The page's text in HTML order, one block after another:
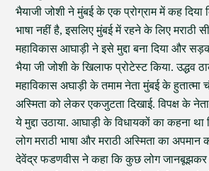
भैयाजी जोशी ने मुंबई के एक प्रोग्राम में कह
भाषा नहीं है, इसलिए मुंबई में रहने के लिए मराठी
महाविकास आघाड़ी ने इसे मुद्दा बना दिया और
भैया जी जोशी के खिलाफ प्रोटेस्ट किया. उद्धव
महाविकास अघाड़ी के तमाम नेता मुंबई के हुतात्मा
अस्मिता को लेकर एकजुटता दिखाई. विपक्ष के
ये मुद्दा उठाया. आघाड़ी के विधायकों का कहना
लोग मराठी भाषा और मराठी अस्मिता का अपमान
देवेंद्र फडणवीस ने कहा कि कुछ लोग जानबूझकर